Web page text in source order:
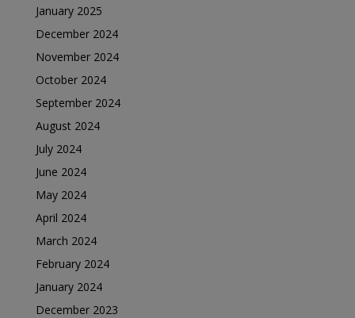
January 2025
December 2024
November 2024
October 2024
September 2024
August 2024
July 2024
June 2024
May 2024
April 2024
March 2024
February 2024
January 2024
December 2023